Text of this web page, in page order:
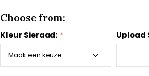
Choose from:
Kleur Sieraad: * Upload